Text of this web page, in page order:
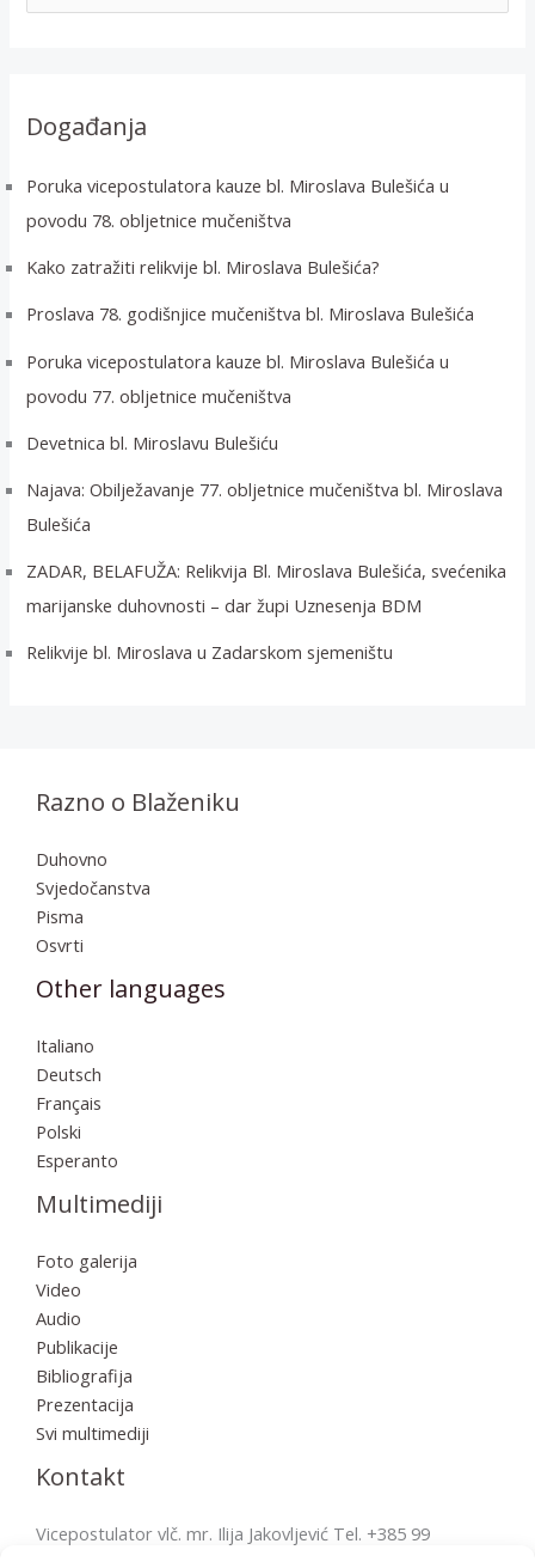
:Događanja
Poruka vicepostulatora kauze bl. Miroslava Bulešića u
povodu 78. obljetnice mučeništva
Kako zatražiti relikvije bl. Miroslava Bulešića?
Proslava 78. godišnjice mučeništva bl. Miroslava Bulešića
Poruka vicepostulatora kauze bl. Miroslava Bulešića u
povodu 77. obljetnice mučeništva
Devetnica bl. Miroslavu Bulešiću
Najava: Obilježavanje 77. obljetnice mučeništva bl. Miroslava
Bulešića
ZADAR, BELAFUŽA: Relikvija Bl. Miroslava Bulešića, svećenika
marijanske duhovnosti – dar župi Uznesenja BDM
Relikvije bl. Miroslava u Zadarskom sjemeništu
Razno o Blaženiku
Duhovno
Svjedočanstva
Pisma
Osvrti
Other languages
Italiano
Deutsch
Français
Polski
Esperanto
Multimediji
Foto galerija
Video
Audio
Publikacije
Bibliografija
Prezentacija
Svi multimediji
Kontakt
Vicepostulator vlč. mr. Ilija Jakovljević Tel. +385 99